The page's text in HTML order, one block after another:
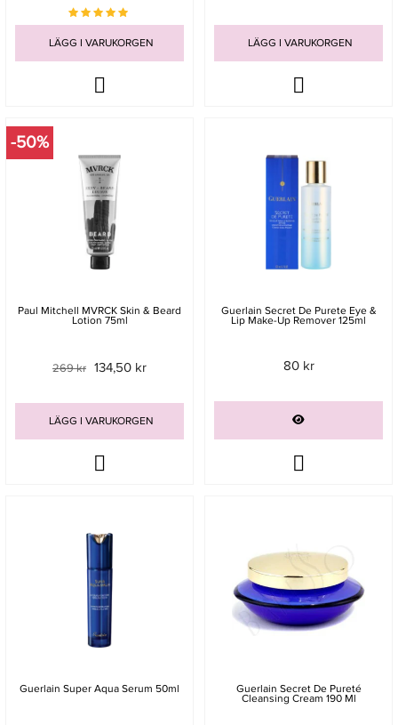
LÄGG I VARUKORGEN LÄGG I VARUKORGEN
-50%
Paul Mitchell MVRCK Skin & Beard
Lotion 75ml
269 kr 134,50 kr
LÄGG I VARUKORGEN
Guerlain Secret De Purete Eye &
Lip Make-Up Remover 125ml
80 kr
Guerlain Super Aqua Serum 50ml Guerlain Secret De Pureté
Cleansing Cream 190 Ml